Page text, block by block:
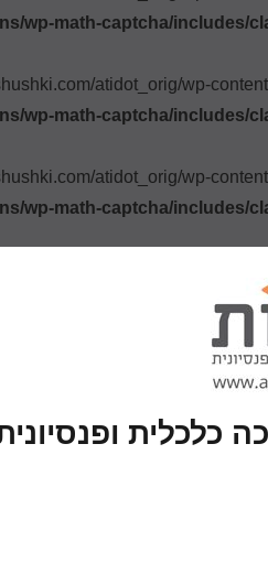
wp-math-captcha/includes/
atidot_orig/wp-
wp-math-captcha/includes/
atidot_orig/wp-
wp-math-captcha/includes/
כלכלית